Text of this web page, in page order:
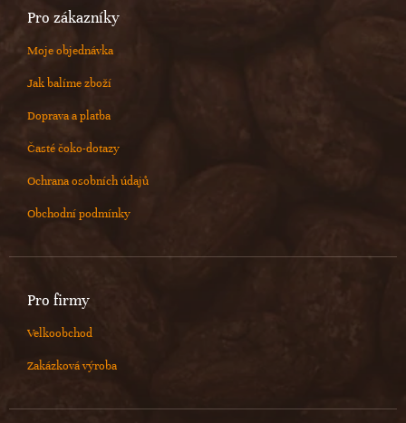
Pro zákazníky
Moje objednávka
Jak balíme zboží
Doprava a platba
Časté čoko-dotazy
Ochrana osobních údajů
Obchodní podmínky
Pro firmy
Velkoobchod
Zakázková výroba